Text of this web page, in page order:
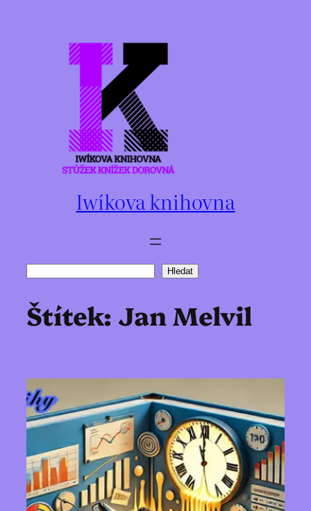
Iwíkova knihovna
Hledat
Štítek: Jan Melvil